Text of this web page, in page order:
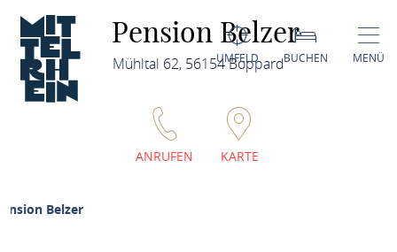
UMFELD BUCHEN MENÜ
Pension Belzer
Mühltal 62, 56154 Boppard
ANRUFEN KARTE
Belzer